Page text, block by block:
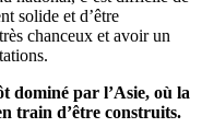
solide et d’être
chanceux et avoir un
dominé par l’Asie, où la
train d’être construits.